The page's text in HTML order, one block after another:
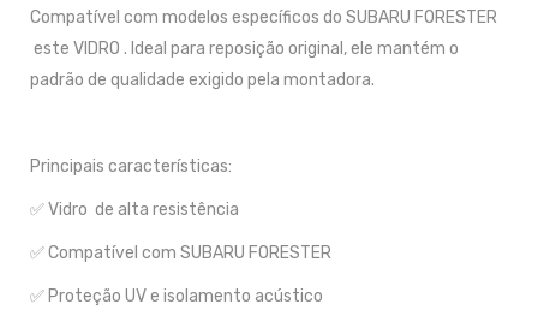
Compatível com modelos específicos do SUBARU FORESTER
este VIDRO . Ideal para reposição original, ele mantém o
padrão de qualidade exigido pela montadora.
Principais características:
✅ Vidro de alta resistência
✅ Compatível com SUBARU FORESTER
✅ Proteção UV e isolamento acústico